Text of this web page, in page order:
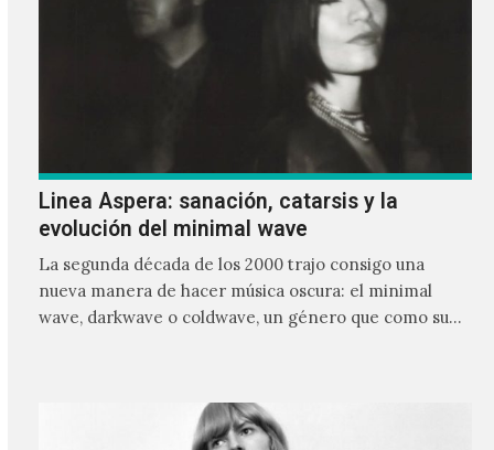
Linea Aspera: sanación, catarsis y la
evolución del minimal wave
La segunda década de los 2000 trajo consigo una
nueva manera de hacer música oscura: el minimal
wave, darkwave o coldwave, un género que como su